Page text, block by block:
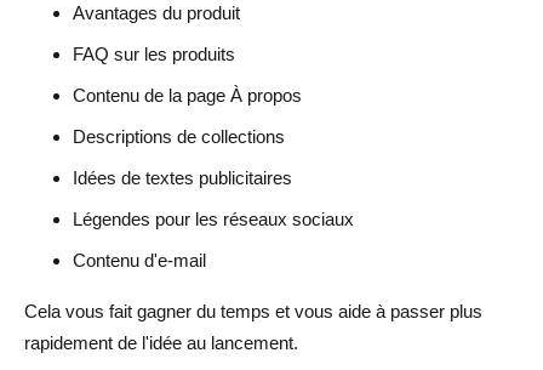
Avantages du produit
FAQ sur les produits
Contenu de la page À propos
Descriptions de collections
Idées de textes publicitaires
Légendes pour les réseaux sociaux
Contenu d'e-mail
Cela vous fait gagner du temps et vous aide à passer plus
rapidement de l'idée au lancement.